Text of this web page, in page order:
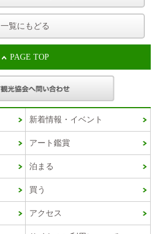
一覧にもどる
PAGE TOP
新着情報・イベント
アート鑑賞
泊まる
買う
アクセス
Chinese (Taiwan)
Korean